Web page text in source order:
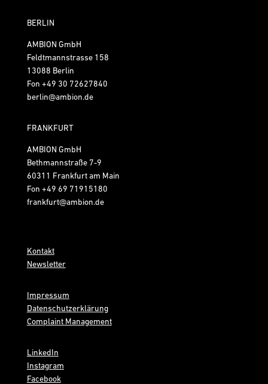
BERLIN
AMBION GmbH
Feldtmannstrasse 158
13088 Berlin
Fon +49 30 72627840
berlin@ambion.de
FRANKFURT
AMBION GmbH
Bethmannstraße 7-9
60311 Frankfurt am Main
Fon +49 69 71915180
frankfurt@ambion.de
Kontakt
Newsletter
Impressum
Datenschutzerklärung
Complaint Management
LinkedIn
Instagram
Facebook